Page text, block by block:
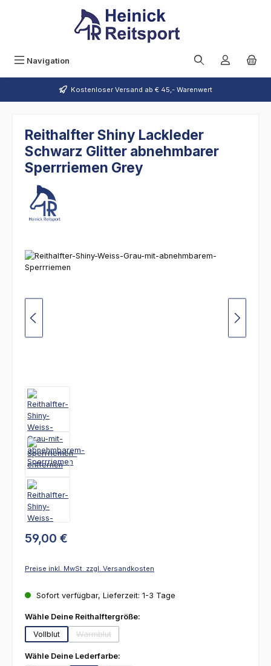
Zum Hauptinhalt springen
Navigation
Kostenloser Versand ab € 45,- Warenwert
Reithalfter Shiny Lackleder
Schwarz Glitter abnehmbarer
Sperrriemen Grey
Bildergalerie überspringen
59,00 €
Preise inkl. MwSt. zzgl. Versandkosten
Sofort verfügbar, Lieferzeit: 1-3 Tage
Wähle Deine Reithalftergröße:
Vollblut
Warmblut
(Diese Option ist zurzeit nicht verfügbar.)
Wähle Deine Lederfarbe: